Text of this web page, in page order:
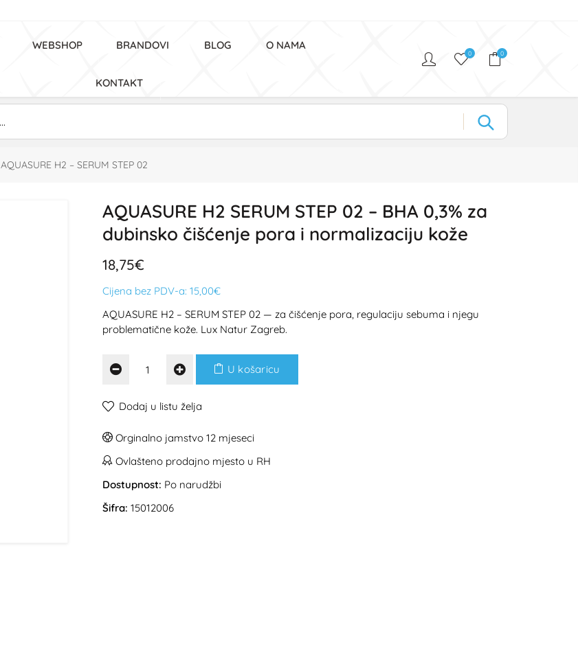
WEBSHOP BRANDOVI BLOG O NAMA
KONTAKT
0 0
AQUASURE H2 – SERUM STEP 02
AQUASURE H2 SERUM STEP 02 – BHA 0,3% za
dubinsko čišćenje pora i normalizaciju kože
18,75€
Cijena bez PDV-a: 15,00€
AQUASURE H2 – SERUM STEP 02 — za čišćenje pora, regulaciju sebuma i njegu
problematične kože. Lux Natur Zagreb.
U košaricu
Dodaj u listu želja
Orginalno jamstvo 12 mjeseci
Ovlašteno prodajno mjesto u RH
Dostupnost: Po narudžbi
Šifra: 15012006